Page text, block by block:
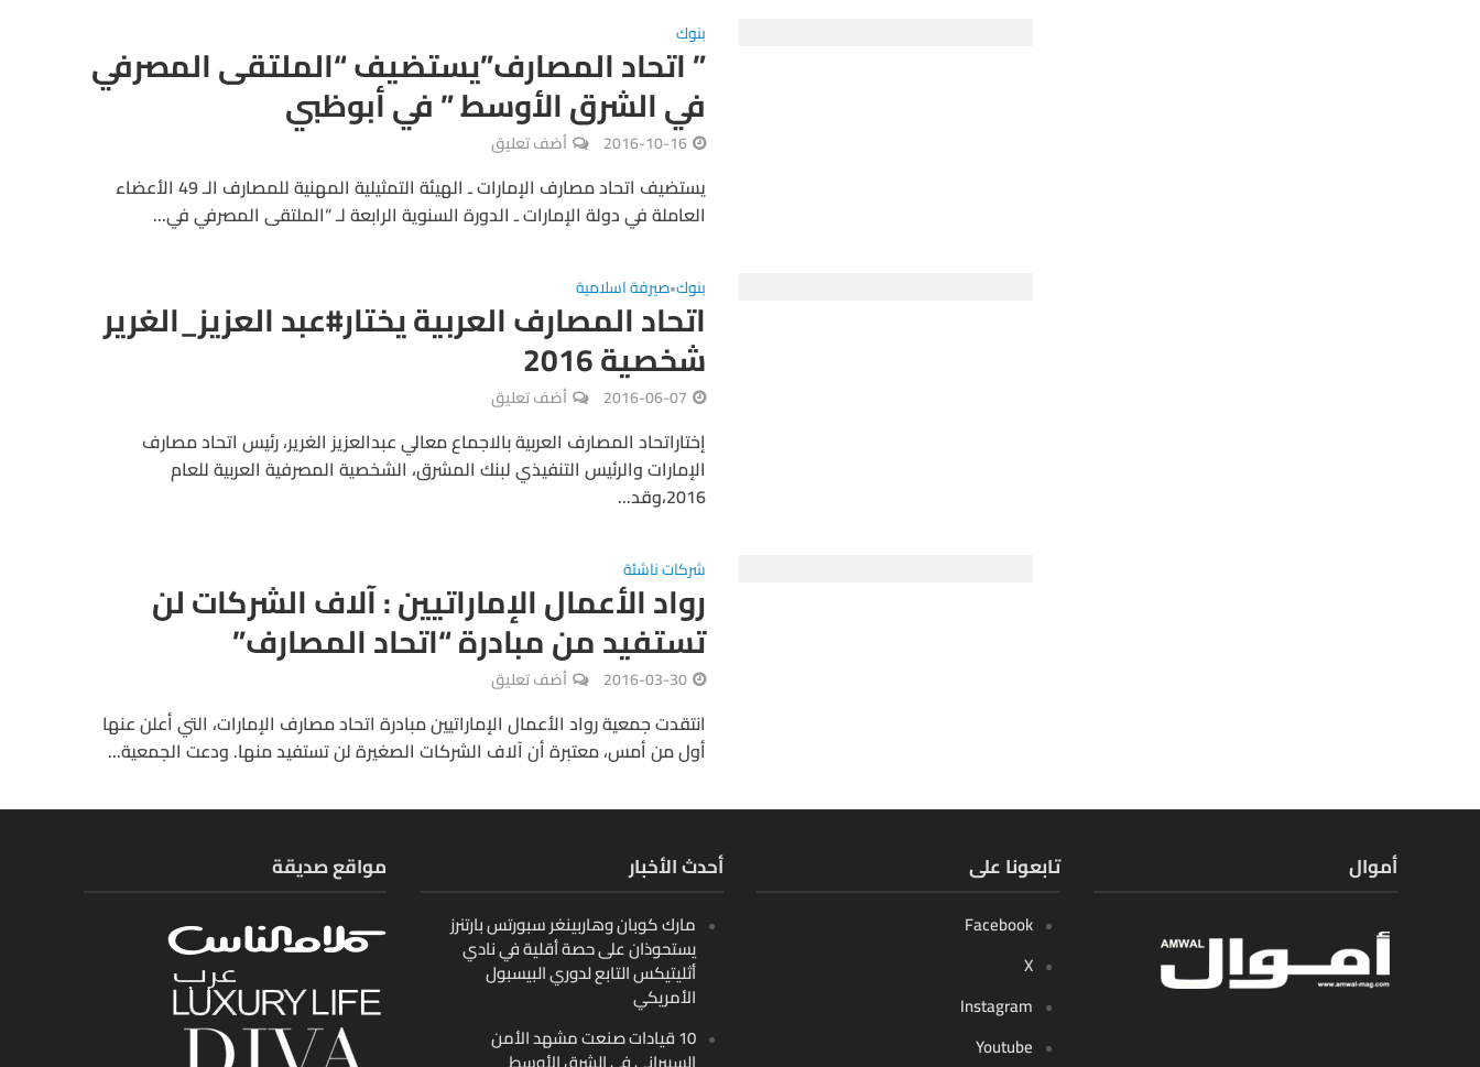
بنوك
” اتحاد المصارف”يستضيف “الملتقى المصرفي
في الشرق الأوسط ” في أبوظبي
2016-10-16 أضف تعليق
يستضيف اتحاد مصارف الإمارات ـ الهيئة التمثيلية المهنية للمصارف الـ 49 الأعضاء
العاملة في دولة الإمارات ـ الدورة السنوية الرابعة لـ “الملتقى المصرفي في...
بنوك•صيرفة اسلامية
اتحاد المصارف العربية يختار#عبد العزيز_الغرير
شخصية 2016
2016-06-07 أضف تعليق
إختاراتحاد المصارف العربية بالاجماع معالي عبدالعزيز الغرير، رئيس اتحاد مصارف
الإمارات والرئيس التنفيذي لبنك المشرق، الشخصية المصرفية العربية للعام
2016،وقد...
شركات ناشئة
رواد الأعمال الإماراتيين : آلاف الشركات لن
تستفيد من مبادرة “اتحاد المصارف”
2016-03-30 أضف تعليق
انتقدت جمعية رواد الأعمال الإماراتيين مبادرة اتحاد مصارف الإمارات، التي أعلن عنها
أول من أمس، معتبرة أن آلاف الشركات الصغيرة لن تستفيد منها. ودعت الجمعية...
مواقع صديقة أحدث الأخبار
مارك كوبان وهاربينغر سبورتس بارتنرز
يستحوذان على حصة أقلية في نادي
أثليتيكس التابع لدوري البيسبول
الأمريكي
10 قيادات صنعت مشهد الأمن
تابعونا على
Facebook
X
Instagram
Youtube
أموال